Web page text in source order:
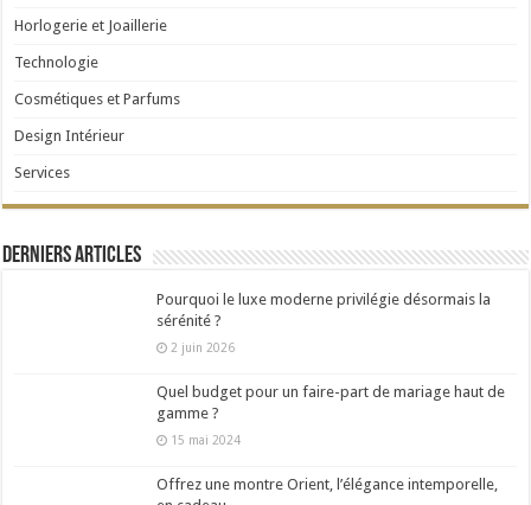
Horlogerie et Joaillerie
Technologie
Cosmétiques et Parfums
Design Intérieur
Services
Derniers articles
Pourquoi le luxe moderne privilégie désormais la
sérénité ?
2 juin 2026
Quel budget pour un faire-part de mariage haut de
gamme ?
15 mai 2024
Offrez une montre Orient, l’élégance intemporelle,